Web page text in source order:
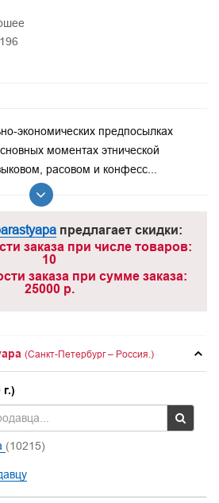
196
экономических предпосылках
моментах этнической
расовом и конфесс...
предлагает скидки:
заказа при числе товаров:
10
заказа при сумме заказа:
25000 р.
(Санкт-Петербург – Россия.)
(10215)